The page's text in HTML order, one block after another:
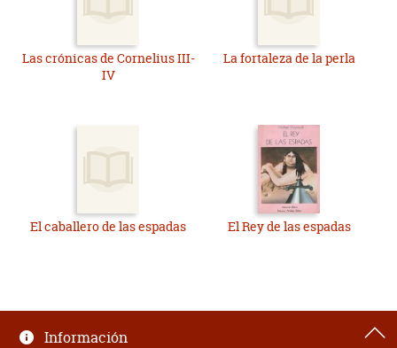
Las crónicas de Cornelius III-
IV
La fortaleza de la perla
El caballero de las espadas El Rey de las espadas
Información